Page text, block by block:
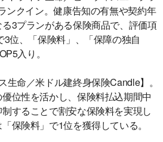
ンクイン。健康告知の有無や契約年
3プランがある保険商品で、評価項
3位、「保険料」、「保障の独自
入り。
命／米ドル建終身保険Candle】。
位性を活かし、保険料払込期間中
することで割安な保険料を実現し
保険料」で1位を獲得している。